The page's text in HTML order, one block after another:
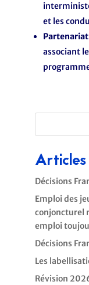
et les
Partenariat
associant
Décisions
Emploi des
conjoncturel
emploi
Décisions
Les
Révision